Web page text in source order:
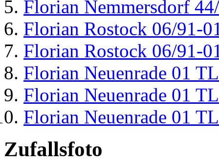
Florian Nemmersdorf
Florian Rostock 06/91-
Florian Rostock 06/91-
Florian Neuenrade 01
Florian Neuenrade 01
Florian Neuenrade 01
Zufallsfoto